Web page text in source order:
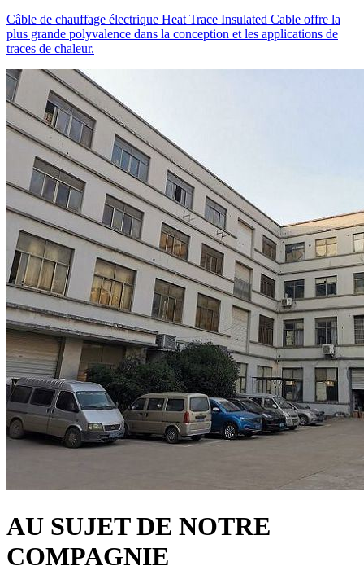
Câble de chauffage électrique Heat Trace Insulated Cable offre la
plus grande polyvalence dans la conception et les applications de
traces de chaleur.
AU SUJET DE NOTRE
COMPAGNIE